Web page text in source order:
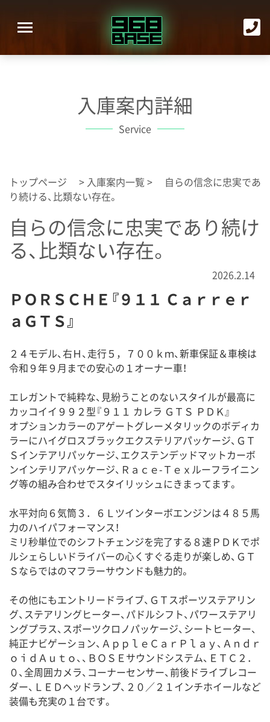
入庫案内詳細
Service
トップページ > 入庫案内一覧> 自らの信念に忠実であ
り続ける、比類ない存在。
自らの信念に忠実であり続け
る、比類ない存在。
2026.2.14
ＰＯＲＳＣＨＥ 『９１１ Ｃａｒｒｅｒ
ａＧＴＳ』
２４モデル、右Ｈ、走行５，７００ｋｍ、新車保証＆車検は
令和９年９月までの安心の１オーナー車！
エレガントで純粋な、見紛うことのないスタイルが最高に
カッコイイ９９２型『９１１ カレラ ＧＴＳ ＰＤＫ』
オプションカラーのアゲートグレーメタリックのボディカ
ラーにハイグロスブラックエクステリアパッケージ、ＧＴ
Ｓインテアリパッケージ、エクステンデッドマットカーボ
ンインテリアパッケージ、Ｒａｃｅ-Ｔｅｘルーフライニン
グ等の組み合わせでスタイリッシュにきまってます。
水平対向６気筒３．６Ｌツインターボエンジンは４８５馬
力のハイパフォーマンス！
ミリ秒単位でのシフトチェンジを完了する８速ＰＤＫでポ
ルシェらしいドライバーの心くすぐる走りが楽しめ、ＧＴ
Ｓならではのマフラーサウンドも魅力的。
その他にもエントリードライブ、ＧＴスポーツステアリン
グ、ステアリングヒーター、パドルシフト、パワーステアリ
ングプラス、スポーツクロノパッケージ、シートヒーター、
純正ナビゲーション、ＡｐｐｌｅＣａｒＰｌａｙ、Ａｎｄｒ
ｏｉｄＡｕｔｏ、、ＢＯＳＥサウンドシステム、ＥＴＣ２．
０、全周囲カメラ、コーナーセンサー、前後ドライブレコー
ダー、ＬＥＤヘッドランプ、２０／２１インチホイールなど
装備も充実の１台です。